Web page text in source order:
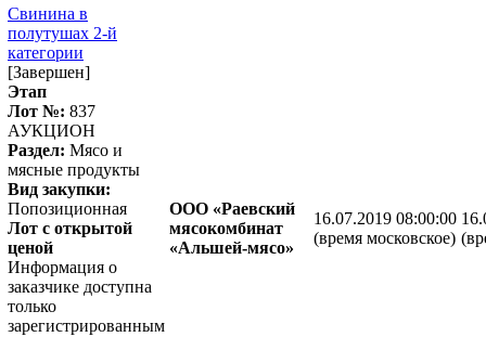
Свинина в
полутушах 2-й
категории
[Завершен]
Этап
Лот №: 837
АУКЦИОН
Раздел: Мясо и
мясные продукты
Вид закупки:
Попозиционная
Лот с открытой
ценой
Информация о
заказчике доступна
только
зарегистрированным
ООО «Раевский
мясокомбинат
«Альшей-мясо»
16.07.2019 08:00:00
(время московское)